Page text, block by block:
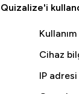
Quizalize'i
Cihaz
IP